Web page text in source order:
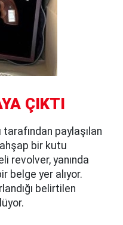
ÇIKTI
paylaşılan
bir kutu
revolver, yanında
belge yer alıyor.
belirtilen